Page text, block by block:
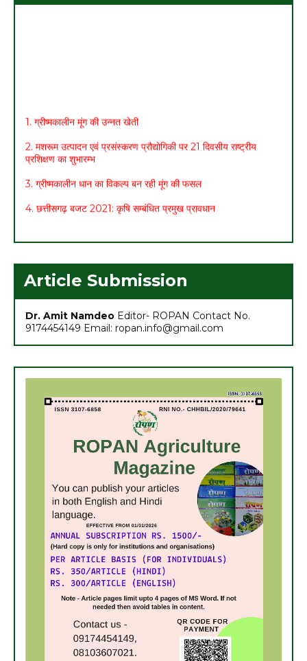
2. मशरूम उत्पादन एवं प्रसंस्करण प्रौद्योगिकी पर 21 दिवसीय राष्ट्रीय
3. ग्रीष्मकालीन धान का विकल्प बन रही मूंग की फसल
4. छत्तीसगढ़ बजट 2021: कृषि सम्बंधित प्रमुख प्रावधान
5. मासिक कृषि एवं पशुपालन कार्ययोजना (मार्च)
7. अधिक मुनाफा कमाने हेतु करें- ग्रीष्मकालीन भिण्डी की खेती
Article Submission
Dr. Amit Namdeo Editor- ROPAN Contact No.
9174454149 Email: ropan.info@gmail.com